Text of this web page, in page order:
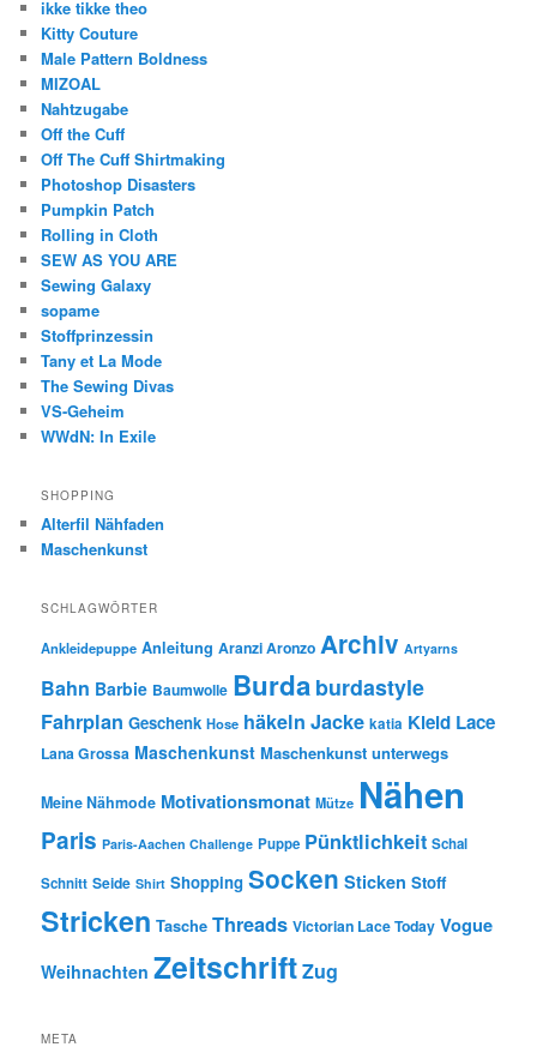
ikke tikke theo
Kitty Couture
Male Pattern Boldness
MIZOAL
Nahtzugabe
Off the Cuff
Off The Cuff Shirtmaking
Photoshop Disasters
Pumpkin Patch
Rolling in Cloth
SEW AS YOU ARE
Sewing Galaxy
sopame
Stoffprinzessin
Tany et La Mode
The Sewing Divas
VS-Geheim
WWdN: In Exile
SHOPPING
Alterfil Nähfaden
Maschenkunst
SCHLAGWÖRTER
Ankleidepuppe Anleitung Aranzi Aronzo Archiv Artyarns
Bahn Barbie Baumwolle Burda burdastyle
Fahrplan Geschenk Hose häkeln Jacke katia Kleid Lace
Lana Grossa Maschenkunst Maschenkunst unterwegs
Meine Nähmode Motivationsmonat Mütze Nähen
Paris Paris-Aachen Challenge Puppe Pünktlichkeit Schal
Schnitt Seide Shirt Shopping Socken Sticken Stoff
Stricken Tasche Threads Victorian Lace Today Vogue
Weihnachten ZeitschriftZug
META